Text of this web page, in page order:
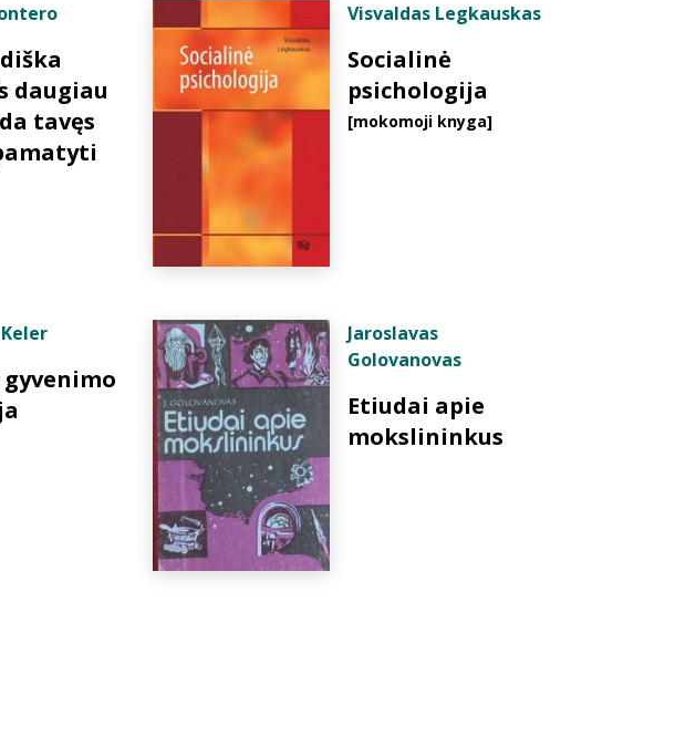
daugiau
tavęs
Visvaldas Legkauskas
Socialinė
psichologija
[mokomoji knyga]
Jaroslavas
Golovanovas
Etiudai apie
mokslininkus